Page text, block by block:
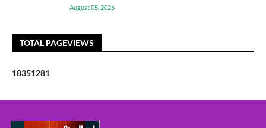
August 05, 2026
TOTAL PAGEVIEWS
18351281